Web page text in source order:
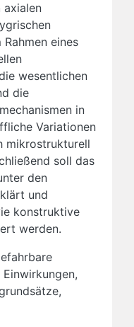
axialen
eines
wesentlichen
die
in
Variationen
mikrostrukturell
soll das
den
und
konstruktive
werden.